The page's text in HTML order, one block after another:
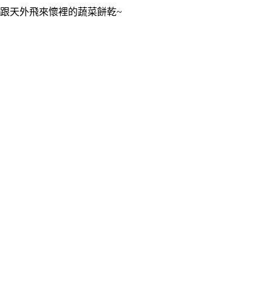
跟天外飛來懷裡的蔬菜餅乾~